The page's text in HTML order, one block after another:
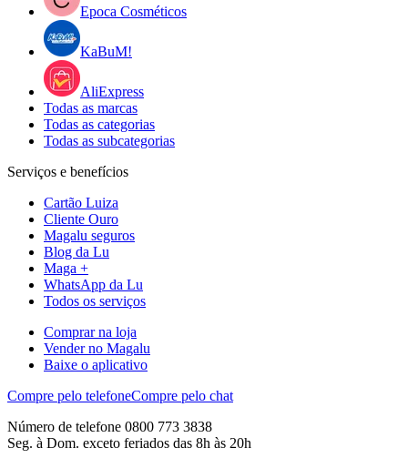
Epoca Cosméticos
KaBuM!
AliExpress
Todas as marcas
Todas as categorias
Todas as subcategorias
Serviços e benefícios
Cartão Luiza
Cliente Ouro
Magalu seguros
Blog da Lu
Maga +
WhatsApp da Lu
Todos os serviços
Comprar na loja
Vender no Magalu
Baixe o aplicativo
Compre pelo telefoneCompre pelo chat
Número de telefone 0800 773 3838
Seg. à Dom. exceto feriados das 8h às 20h